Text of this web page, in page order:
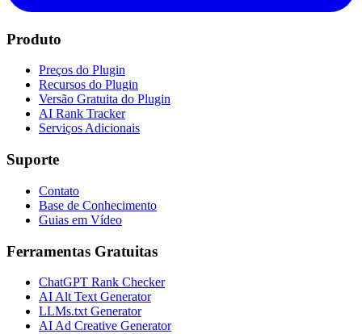
Produto
Preços do Plugin
Recursos do Plugin
Versão Gratuita do Plugin
AI Rank Tracker
Serviços Adicionais
Suporte
Contato
Base de Conhecimento
Guias em Vídeo
Ferramentas Gratuitas
ChatGPT Rank Checker
AI Alt Text Generator
LLMs.txt Generator
AI Ad Creative Generator